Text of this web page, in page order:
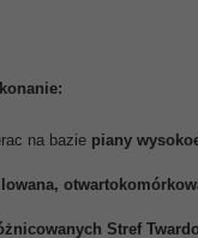
na bazie piany
Stref